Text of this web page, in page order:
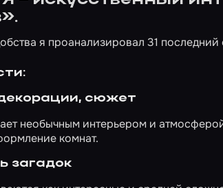
я проанализировал 31
сюжет
необычным интерьером и
комнат.
загадок